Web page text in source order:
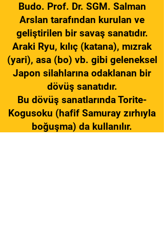
Budo. Prof. Dr. SGM. Salman
Arslan tarafından kurulan ve
geliştirilen bir savaş sanatıdır.
Araki Ryu, kılıç (katana), mızrak
(yari), asa (bo) vb. gibi geleneksel
Japon silahlarına odaklanan bir
dövüş sanatıdır.
Bu dövüş sanatlarında Torite-
Kogusoku (hafif Samuray zırhıyla
boğuşma) da kullanılır.